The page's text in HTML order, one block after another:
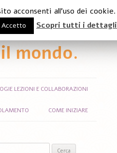
mondo.
LEZIONI E COLLABORAZIONI
COME INIZIARE
acconsenti all'uso dei cookie.
Accetto Scopri tutti i dettagli